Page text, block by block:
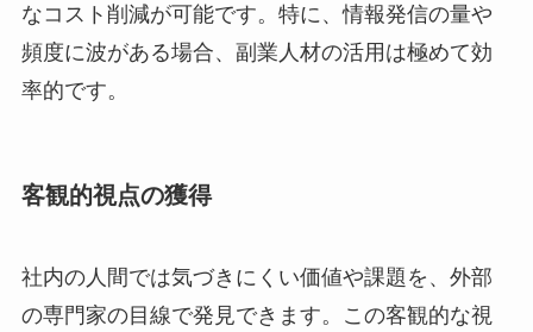
なコスト削減が可能です。特に、情報発信の量や
頻度に波がある場合、副業人材の活用は極めて効
率的です。
客観的視点の獲得
社内の人間では気づきにくい価値や課題を、外部
の専門家の目線で発見できます。この客観的な視